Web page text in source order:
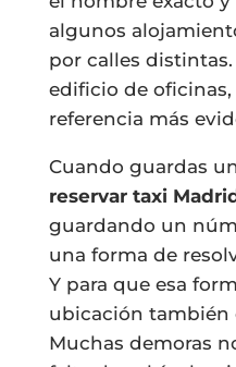
algunos
por calles
edificio de
referencia más
Cuando guardas un
reservar taxi
guardando un
una forma de
Y para que esa
ubicación también
Muchas demoras